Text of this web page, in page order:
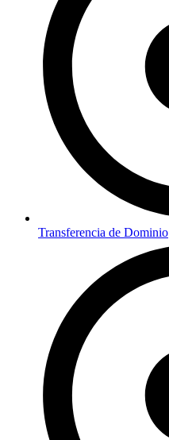
Transferencia de Dominio